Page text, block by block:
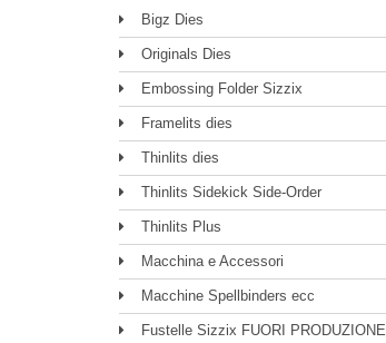
Bigz Dies
Originals Dies
Embossing Folder Sizzix
Framelits dies
Thinlits dies
Thinlits Sidekick Side-Order
Thinlits Plus
Macchina e Accessori
Macchine Spellbinders ecc
Fustelle Sizzix FUORI PRODUZIONE